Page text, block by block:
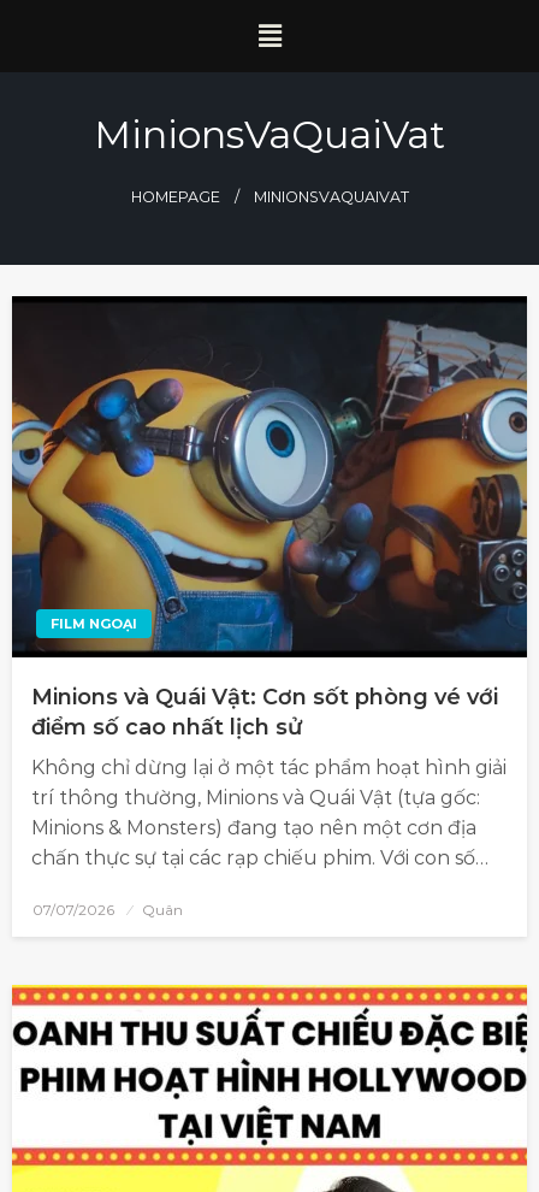
MinionsVaQuaiVat
HOMEPAGE MINIONSVAQUAIVAT
FILM NGOẠI
Minions và Quái Vật: Cơn sốt phòng vé với
điểm số cao nhất lịch sử
Không chỉ dừng lại ở một tác phẩm hoạt hình giải
trí thông thường, Minions và Quái Vật (tựa gốc:
Minions & Monsters) đang tạo nên một cơn địa
chấn thực sự tại các rạp chiếu phim. Với con số…
07/07/2026 Quân